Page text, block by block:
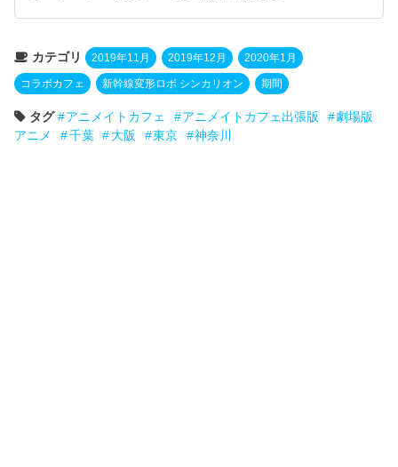
カテゴリ 2019年11月 2019年12月 2020年1月
コラボカフェ 新幹線変形ロボ シンカリオン 期間
タグ アニメイトカフェ アニメイトカフェ出張版
劇場版
アニメ
千葉 大阪 東京 神奈川